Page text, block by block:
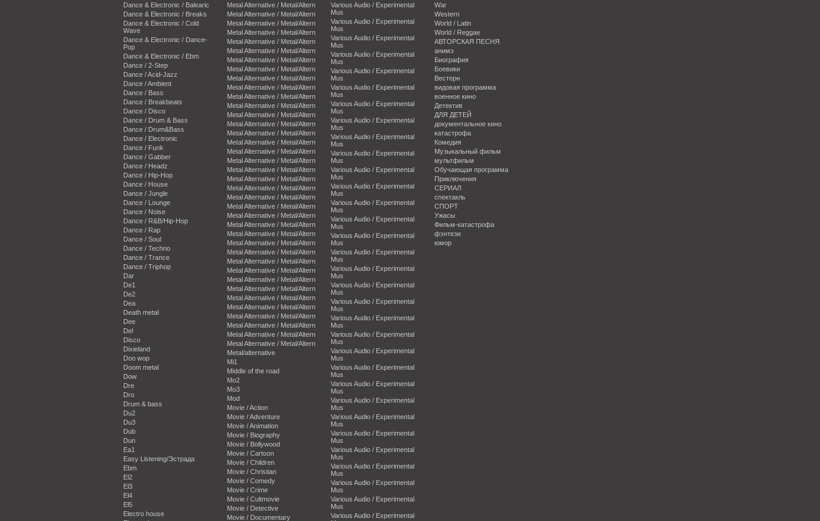
Dance & Electronic / Balearic
Dance & Electronic / Breaks
Dance & Electronic / Cold
Wave
Dance & Electronic / Dance-
Pop
Dance & Electronic / Ebm
Dance / 2-Step
Dance / Acid-Jazz
Dance / Ambient
Dance / Bass
Dance / Breakbeats
Dance / Disco
Dance / Drum & Bass
Dance / Drum&Bass
Dance / Electronic
Dance / Funk
Dance / Gabber
Dance / Headz
Dance / Hip-Hop
Dance / House
Dance / Jungle
Dance / Lounge
Dance / Noise
Dance / R&B/Hip-Hop
Dance / Rap
Dance / Soul
Dance / Techno
Dance / Trance
Dance / Triphop
Dar
De1
De2
Dea
Death metal
Dee
Del
Disco
Dixieland
Doo wop
Doom metal
Dow
Dre
Dro
Drum & bass
Du2
Du3
Dub
Dun
Ea1
Easy Listening/Эстрада
Ebm
El2
El3
El4
El5
Electro house
Metal Alternative / Metal/Altern
Metal Alternative / Metal/Altern
Metal Alternative / Metal/Altern
Metal Alternative / Metal/Altern
Metal Alternative / Metal/Altern
Metal Alternative / Metal/Altern
Metal Alternative / Metal/Altern
Metal Alternative / Metal/Altern
Metal Alternative / Metal/Altern
Metal Alternative / Metal/Altern
Metal Alternative / Metal/Altern
Metal Alternative / Metal/Altern
Metal Alternative / Metal/Altern
Metal Alternative / Metal/Altern
Metal Alternative / Metal/Altern
Metal Alternative / Metal/Altern
Metal Alternative / Metal/Altern
Metal Alternative / Metal/Altern
Metal Alternative / Metal/Altern
Metal Alternative / Metal/Altern
Metal Alternative / Metal/Altern
Metal Alternative / Metal/Altern
Metal Alternative / Metal/Altern
Metal Alternative / Metal/Altern
Metal Alternative / Metal/Altern
Metal Alternative / Metal/Altern
Metal Alternative / Metal/Altern
Metal Alternative / Metal/Altern
Metal Alternative / Metal/Altern
Metal Alternative / Metal/Altern
Metal Alternative / Metal/Altern
Metal Alternative / Metal/Altern
Metal Alternative / Metal/Altern
Metal Alternative / Metal/Altern
Metal Alternative / Metal/Altern
Metal Alternative / Metal/Altern
Metal Alternative / Metal/Altern
Metal Alternative / Metal/Altern
Metal/alternative
Mi1
Middle of the road
Mo2
Mo3
Mod
Movie / Action
Movie / Adventure
Movie / Animation
Movie / Biography
Movie / Bollywood
Movie / Cartoon
Movie / Children
Movie / Christian
Movie / Comedy
Movie / Crime
Movie / Cultmovie
Movie / Detective
Movie / Documentary
Various Audio / Experimental
Mus
Various Audio / Experimental
Mus
Various Audio / Experimental
Mus
Various Audio / Experimental
Mus
Various Audio / Experimental
Mus
Various Audio / Experimental
Mus
Various Audio / Experimental
Mus
Various Audio / Experimental
Mus
Various Audio / Experimental
Mus
Various Audio / Experimental
Mus
Various Audio / Experimental
Mus
Various Audio / Experimental
Mus
Various Audio / Experimental
Mus
Various Audio / Experimental
Mus
Various Audio / Experimental
Mus
Various Audio / Experimental
Mus
Various Audio / Experimental
Mus
Various Audio / Experimental
Mus
Various Audio / Experimental
Mus
Various Audio / Experimental
Mus
Various Audio / Experimental
Mus
Various Audio / Experimental
Mus
Various Audio / Experimental
Mus
Various Audio / Experimental
Mus
Various Audio / Experimental
Mus
Various Audio / Experimental
Mus
Various Audio / Experimental
Mus
Various Audio / Experimental
Mus
Various Audio / Experimental
Mus
Various Audio / Experimental
Mus
Various Audio / Experimental
Mus
Various Audio / Experimental
War
Western
World / Latin
World / Reggae
АВТОРСКАЯ ПЕСНЯ
анимэ
Биография
Боевики
Вестерн
видовая программа
военное кино
Детектив
ДЛЯ ДЕТЕЙ
документальное кино
катастрофа
Комедия
Музыкальный фильм
мультфильм
Обучающая программа
Приключения
СЕРИАЛ
спектакль
СПОРТ
Ужасы
Фильм-катастрофа
фэнтези
юмор